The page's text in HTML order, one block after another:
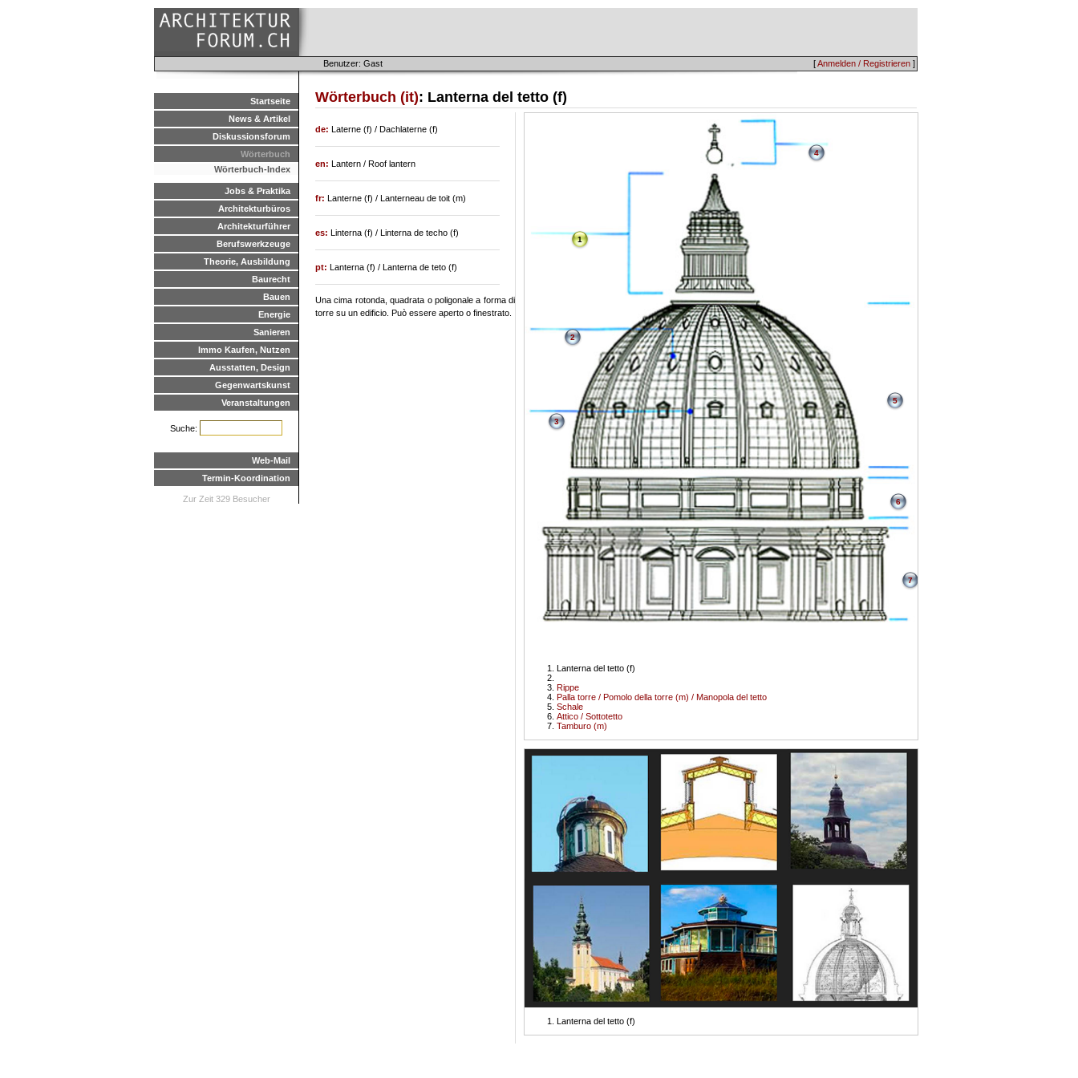
[Anmelden / Registrieren ]
Benutzer: Gast
Startseite
News & Artikel
Diskussionsforum
Wörterbuch
Wörterbuch-Index
Jobs & Praktika
Architekturbüros
Architekturführer
Berufswerkzeuge
Theorie, Ausbildung
Baurecht
Bauen
Energie
Sanieren
Immo Kaufen, Nutzen
Ausstatten, Design
Gegenwartskunst
Veranstaltungen
Suche:
Web-Mail
Termin-Koordination
Zur Zeit 329 Besucher
Wörterbuch (it): Lanterna del tetto (f)
1
Lanterna del tetto (f)
2
Rippe
3
Palla torre / Pomolo della torre (m) / Manopola del tetto
4
Schale
5
Attico / Sottotetto
6
Tamburo (m)
7
Lanterna del tetto (f)
de: Laterne (f) / Dachlaterne (f)
en: Lantern / Roof lantern
fr: Lanterne (f) / Lanterneau de toit (m)
es: Linterna (f) / Linterna de techo (f)
pt: Lanterna (f) / Lanterna de teto (f)
Una cima rotonda, quadrata o poligonale a forma di
torre su un edificio. Può essere aperto o finestrato.